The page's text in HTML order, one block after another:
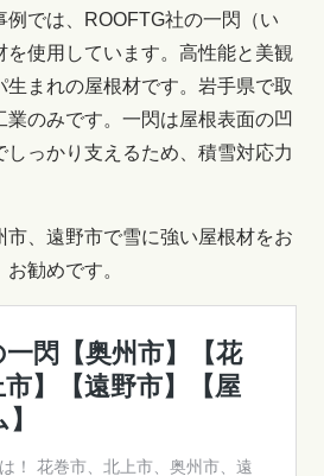
例では、ROOFTG社の一閃（い
を使用しています。高性能と美観
生まれの屋根材です。岩手県で取
業のみです。一閃は屋根表面の凹
しっかり支えるため、積雪対応力
市、遠野市で雪に強い屋根材をお
勧めです。